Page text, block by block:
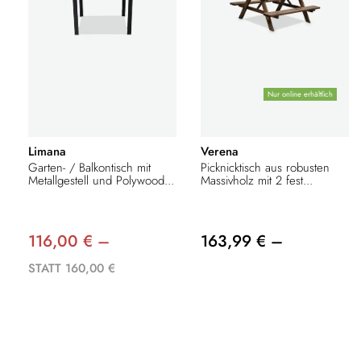
Limana
Garten- / Balkontisch mit
Metallgestell und Polywood...
116,00 € –
STATT 160,00 €
Nur online erhältlich
Verena
Picknicktisch aus robusten
Massivholz mit 2 fest...
163,99 € –